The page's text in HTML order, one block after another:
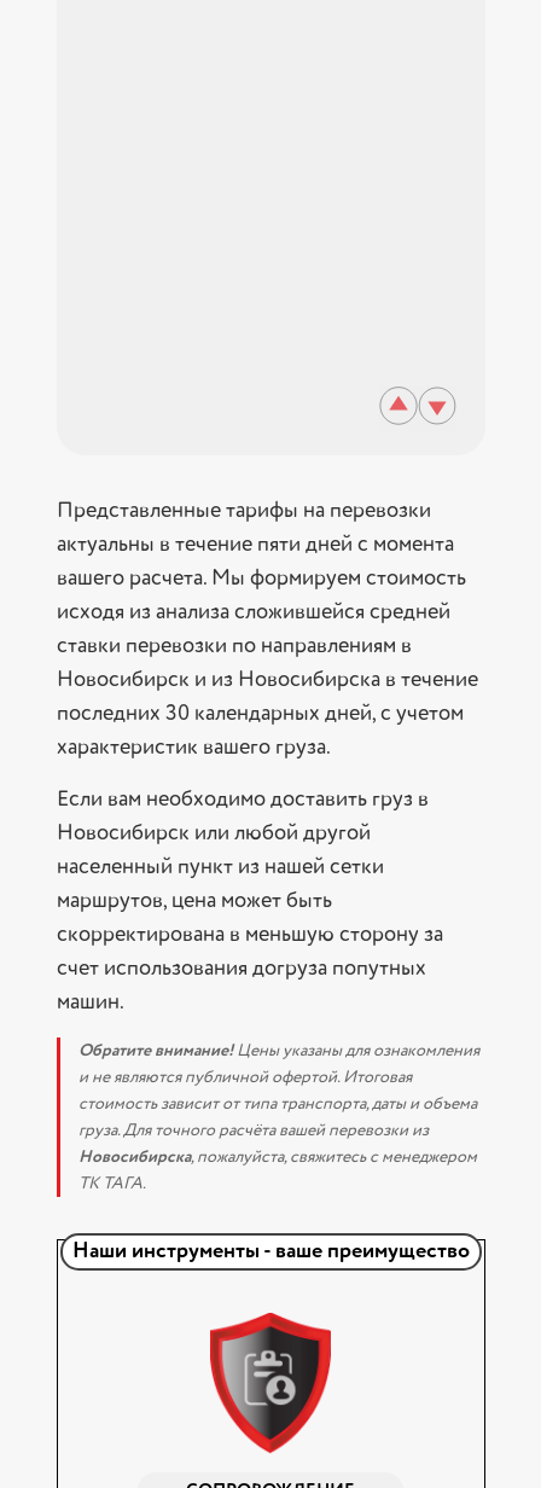
Представленные тарифы на перевозки
актуальны в течение пяти дней с момента
вашего расчета. Мы формируем стоимость
исходя из анализа сложившейся средней
ставки перевозки по направлениям в
Новосибирск и из Новосибирска в течение
последних 30 календарных дней, с учетом
характеристик вашего груза.
Если вам необходимо доставить груз в
Новосибирск или любой другой
населенный пункт из нашей сетки
маршрутов, цена может быть
скорректирована в меньшую сторону за
счет использования догруза попутных
машин.
Обратите внимание!Цены указаны для ознакомления
и не являются публичной офертой. Итоговая
стоимость зависит от типа транспорта, даты и объема
груза. Для точного расчёта вашей перевозки из
Новосибирска, пожалуйста, свяжитесь с менеджером
ТК ТАГА.
Наши инструменты - ваше преимущество